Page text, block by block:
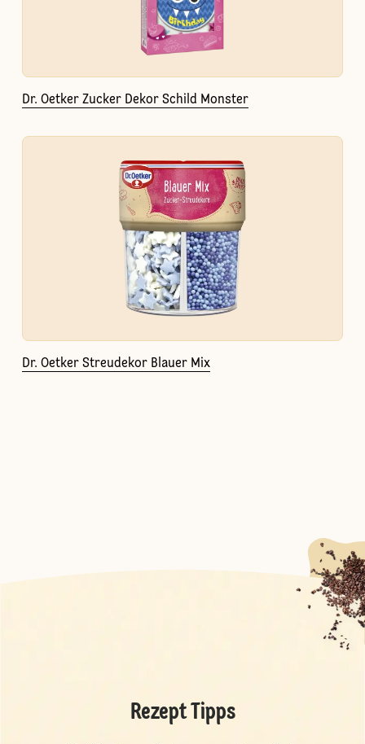
Dr. Oetker Zucker Dekor Schild Monster
Dr. Oetker Streudekor Blauer Mix
Rezept Tipps